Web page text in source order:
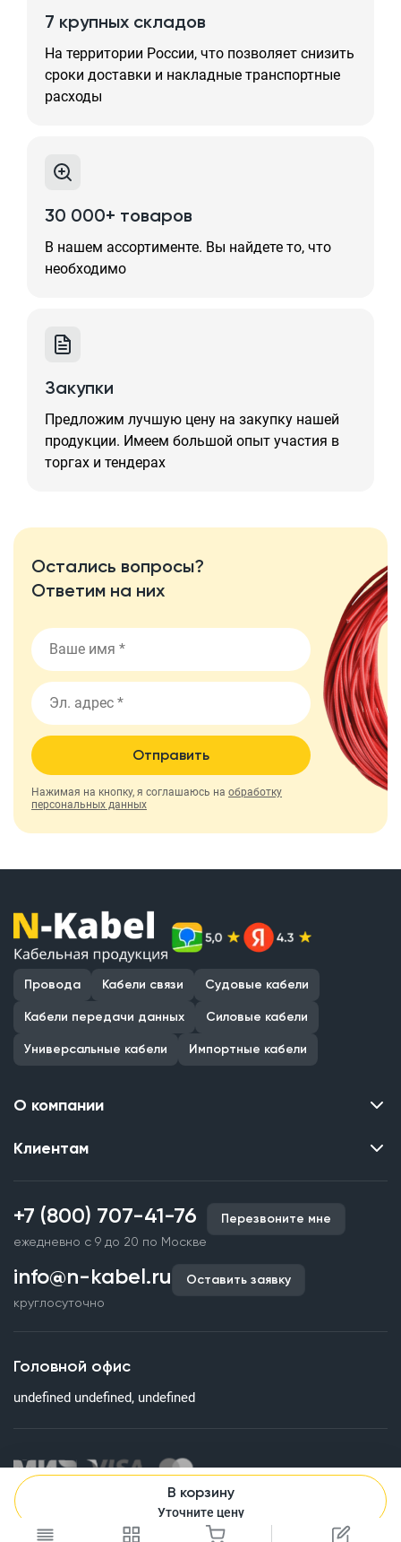
В корзину
Уточните цену
7 крупных складов
На территории России, что позволяет снизить
сроки доставки и накладные транспортные
расходы
30 000+ товаров
В нашем ассортименте. Вы найдете то, что
необходимо
Закупки
Предложим лучшую цену на закупку нашей
продукции. Имеем большой опыт участия в
торгах и тендерах
Остались вопросы?
Ответим на них
Отправить
Нажимая на кнопку, я соглашаюсь на обработку
персональных данных
Провода Кабели связи Судовые кабели
Кабели передачи данных Силовые кабели
Универсальные кабели Импортные кабели
О компании
Контакты
Наши объекты
Партнерство
Документы и реквизиты
Клиентам
Производство кабельной продукции
Срочное изготовление
Оплата и доставка
Гарантия качества
Статьи
Вопросы и ответы
+7 (800) 707-41-76
ежедневно с 9 до 20 по Москве
Перезвоните мне
info@n-kabel.ru
круглосуточно
Оставить заявку
Головной офис
undefined undefined, undefined
Информация на сайте о технических характеристиках, наличии
на складе, стоимости и изображениях товаров не является
публичной офертой. Все изображения, размещенные на сайте,